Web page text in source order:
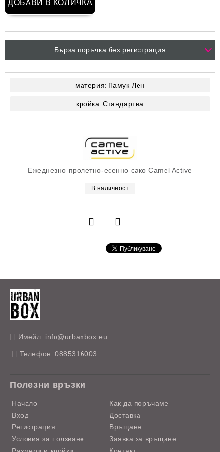
Ежедневно пролетно-есенно сако Camel Active
В наличност
Бърза поръчка без регистрация
материя: Памук Лен
кройка:Стандартна
Имейл: info@urbanbox.eu
Телефон: 0885316003
Полезни връзки
Начало
Вход
Регистрация
Условия за ползване
Как да поръчаме
Доставка
Връщане
Заявка за връщане